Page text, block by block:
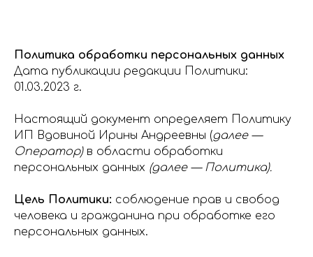
Политика обработки персональных данных
Дата публикации редакции Политики:
01.03.2023 г.
Настоящий документ определяет Политику
ИП Вдовиной Ирины Андреевны (далее —
Оператор)в области обработки
персональных данных (далее — Политика).
Цель Политики: соблюдение прав и свобод
человека и гражданина при обработке его
персональных данных.